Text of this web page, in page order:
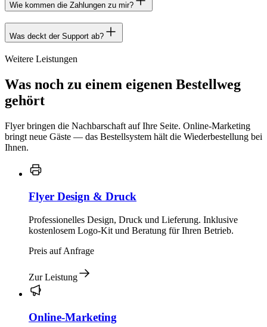
Wie kommen die Zahlungen zu mir?
Was deckt der Support ab?
Weitere Leistungen
Was noch zu einem eigenen Bestellweg
gehört
Flyer bringen die Nachbarschaft auf Ihre Seite. Online-Marketing
bringt neue Gäste — das Bestellsystem hält die Wiederbestellung bei
Ihnen.
Flyer Design & Druck
Professionelles Design, Druck und Lieferung. Inklusive
kostenlosem Logo-Kit und Beratung für Ihren Betrieb.
Preis auf Anfrage
Zur Leistung
Online-Marketing